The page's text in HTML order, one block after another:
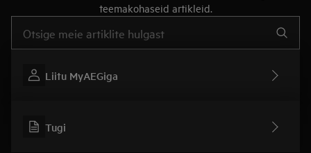
teemakohaseid artikleid.
Liitu MyAEGiga
Tugi